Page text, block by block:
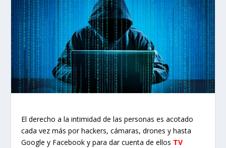
El derecho a la intimidad de las personas es acotado
cada vez más por hackers, cámaras, drones y hasta
Google y Facebook y para dar cuenta de ellos TV